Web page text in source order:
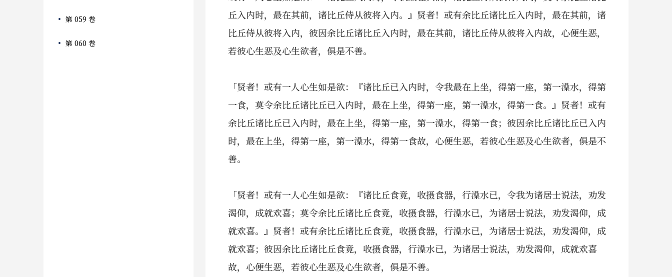
第 059 卷
第 060 卷
丘入内时，最在其前，诸比丘侍从彼将入内。』贤者！或有余比丘诸比丘入内时，最在其前，诸
比丘侍从彼将入内，彼因余比丘诸比丘入内时，最在其前，诸比丘侍从彼将入内故，心便生恶，
若彼心生恶及心生欲者，俱是不善。
「贤者！或有一人心生如是欲：『诸比丘已入内时，令我最在上坐，得第一座，第一澡水，得第
一食，莫令余比丘诸比丘已入内时，最在上坐，得第一座，第一澡水，得第一食。』贤者！或有
余比丘诸比丘已入内时，最在上坐，得第一座，第一澡水，得第一食；彼因余比丘诸比丘已入内
时，最在上坐，得第一座，第一澡水，得第一食故，心便生恶，若彼心生恶及心生欲者，俱是不
善。
「贤者！或有一人心生如是欲：『诸比丘食竟，收摄食器，行澡水已，令我为诸居士说法，劝发
渴仰，成就欢喜；莫令余比丘诸比丘食竟，收摄食器，行澡水已，为诸居士说法，劝发渴仰，成
就欢喜。』贤者！或有余比丘诸比丘食竟，收摄食器，行澡水已，为诸居士说法，劝发渴仰，成
就欢喜；彼因余比丘诸比丘食竟，收摄食器，行澡水已，为诸居士说法，劝发渴仰，成就欢喜
故，心便生恶，若彼心生恶及心生欲者，俱是不善。